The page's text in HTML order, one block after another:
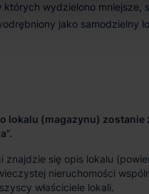
lokalu (magazynu) zostanie
znajdzie się opis lokalu
nieruchomości
właściciele lokali.